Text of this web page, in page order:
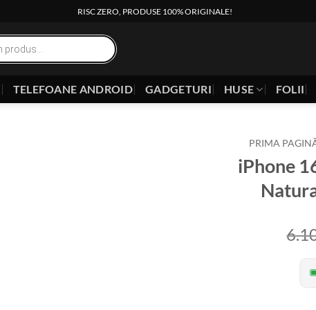
RISC ZERO, PRODUSE 100% ORIGINALE!
TELEFOANE ANDROID GADGETURI HUSE FOLII
PRIMA
iPhone